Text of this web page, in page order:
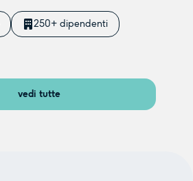
250+ dipendenti
vedi tutte